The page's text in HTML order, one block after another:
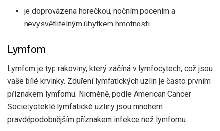
je doprovázena horečkou, nočním pocením a
nevysvětlitelným úbytkem hmotnosti
Lymfom
Lymfom je typ rakoviny, který začíná v lymfocytech, což jsou
vaše bílé krvinky. Zduření lymfatických uzlin je často prvním
příznakem lymfomu. Nicméně, podle American Cancer
Societyoteklé lymfatické uzliny jsou mnohem
pravděpodobnějším příznakem infekce než lymfomu.